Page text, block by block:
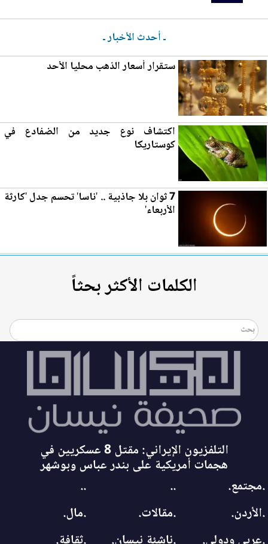
ـ أحدث الأخبار ـ
ستقرارأسعار الذهب محليا الأحد
اكتشاف نوع جديد من الضفادع في
كوستاريكا
7 ثوان بلا جاذبية .. 'ناسا' تحسم جدل 'كارثة
الأربعاء'
الكلمات الأكثر بحثاً
التلفزيون الإيراني: مقتل 8 عسكريين في
هجمات أمريكية على بندر عباس وبوشهر
.مجتمع.
..
..
.الأردن.
.مقالات.
.مال.